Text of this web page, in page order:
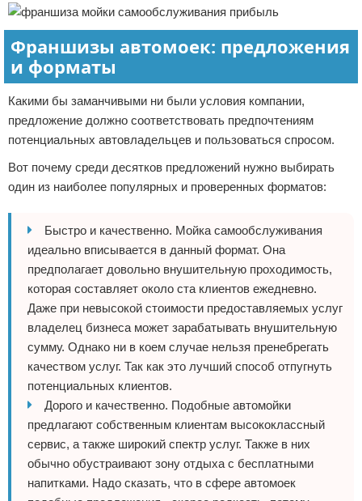
Франшизы автомоек: предложения
и форматы
Какими бы заманчивыми ни были условия компании,
предложение должно соответствовать предпочтениям
потенциальных автовладельцев и пользоваться спросом.
Вот почему среди десятков предложений нужно выбирать
один из наиболее популярных и проверенных форматов:
Быстро и качественно. Мойка самообслуживания
идеально вписывается в данный формат. Она
предполагает довольно внушительную проходимость,
которая составляет около ста клиентов ежедневно.
Даже при невысокой стоимости предоставляемых услуг
владелец бизнеса может зарабатывать внушительную
сумму. Однако ни в коем случае нельзя пренебрегать
качеством услуг. Так как это лучший способ отпугнуть
потенциальных клиентов.
Дорого и качественно. Подобные автомойки
предлагают собственным клиентам высококлассный
сервис, а также широкий спектр услуг. Также в них
обычно обустраивают зону отдыха с бесплатными
напитками. Надо сказать, что в сфере автомоек